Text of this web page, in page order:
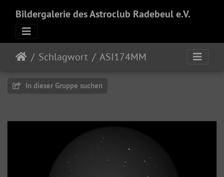
Bildergalerie des Astroclub Radebeul e.V.
Schlagwort ASI174MM
In dieser Gruppe suchen